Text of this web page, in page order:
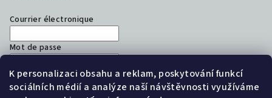
K personalizaci obsahu a reklam, poskytování funkcí
sociálních médií a analýze naší návštěvnosti využíváme
Courrier électronique
Mot de passe
Connexion